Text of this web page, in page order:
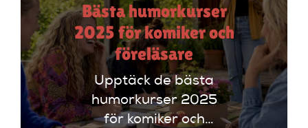
Bästa humorkurser
2025 för komiker och
föreläsare
Upptäck de bästa
humorkurser 2025
för komiker och